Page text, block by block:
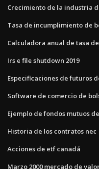
Crecimiento de la industria
Tasa de incumplimiento de
Calculadora anual de tasa
Irs e file shutdown 2019
Especificaciones de futuros
Software de comercio de
Ejemplo de fondos mutuos
Historia de los contratos nec
Acciones de etf canadá
Marzo 2000 mercado de